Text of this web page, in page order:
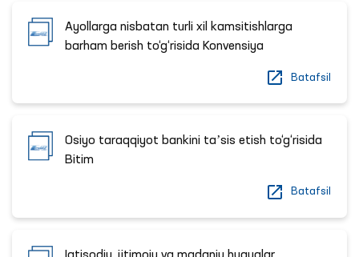
Ayollarga nisbatan turli xil kamsitishlarga
barham berish to‘g‘risida Konvensiya
Batafsil
Osiyo taraqqiyot bankini taʼsis etish to‘g‘risida
Bitim
Batafsil